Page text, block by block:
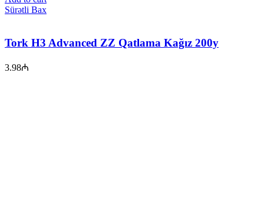
Sürətli Bax
Tork H3 Advanced ZZ Qatlama Kağız 200y
3.98₼